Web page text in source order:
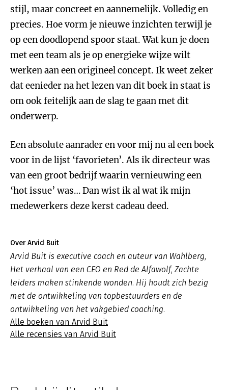
stijl, maar concreet en aannemelijk. Volledig en
precies. Hoe vorm je nieuwe inzichten terwijl je
op een doodlopend spoor staat. Wat kun je doen
met een team als je op energieke wijze wilt
werken aan een origineel concept. Ik weet zeker
dat eenieder na het lezen van dit boek in staat is
om ook feitelijk aan de slag te gaan met dit
onderwerp.
Een absolute aanrader en voor mij nu al een boek
voor in de lijst ‘favorieten’. Als ik directeur was
van een groot bedrijf waarin vernieuwing een
‘hot issue’ was… Dan wist ik al wat ik mijn
medewerkers deze kerst cadeau deed.
Over Arvid Buit
Arvid Buit is executive coach en auteur van Wahlberg,
Het verhaal van een CEO en Red de Alfawolf, Zachte
leiders maken stinkende wonden. Hij houdt zich bezig
met de ontwikkeling van topbestuurders en de
ontwikkeling van het vakgebied coaching.
Alle boeken van Arvid Buit
Alle recensies van Arvid Buit